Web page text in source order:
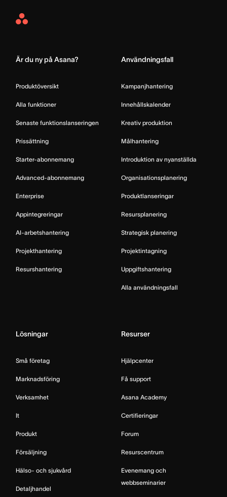
Asana
Är du ny på Asana?
Produktöversikt
Alla funktioner
Senaste funktionslanseringen
Prissättning
Starter-abonnemang
Advanced-abonnemang
Enterprise
Appintegreringar
AI-arbetshantering
Projekthantering
Resurshantering
Användningsfall
Kampanjhantering
Innehållskalender
Kreativ produktion
Målhantering
Introduktion av nyanställda
Organisationsplanering
Produktlanseringar
Resursplanering
Strategisk planering
Projektintagning
Uppgiftshantering
Alla användningsfall
Lösningar
Små företag
Marknadsföring
Verksamhet
It
Produkt
Försäljning
Hälso- och sjukvård
Detaljhandel
Resurser
Hjälpcenter
Få support
Asana Academy
Certifieringar
Forum
Resurscentrum
Evenemang och
webbseminarier